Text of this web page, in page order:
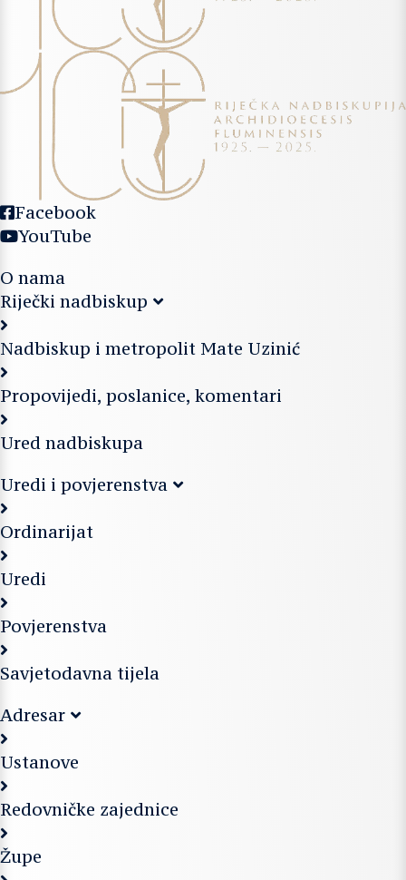
Facebook
YouTube
O nama
Riječki nadbiskup
Nadbiskup i metropolit Mate Uzinić
Propovijedi, poslanice, komentari
Ured nadbiskupa
Uredi i povjerenstva
Ordinarijat
Uredi
Povjerenstva
Savjetodavna tijela
Adresar
Ustanove
Redovničke zajednice
Župe